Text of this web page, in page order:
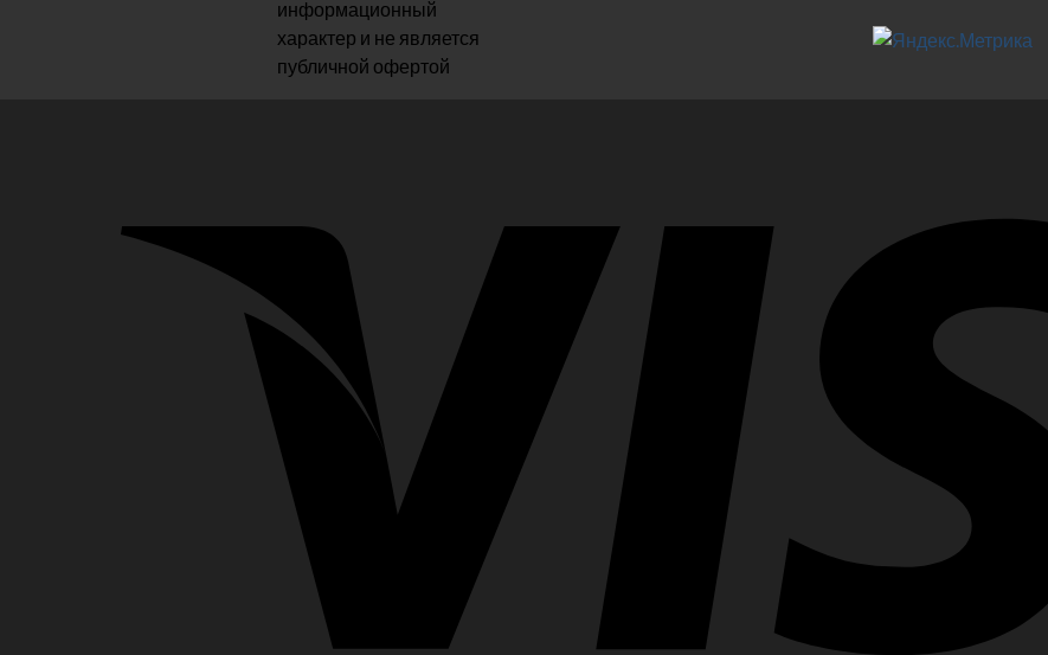
информационный
характер и не является
публичной офертой